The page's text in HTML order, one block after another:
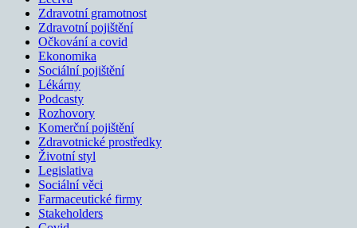
Zdravotní gramotnost
Zdravotní pojištění
Očkování a covid
Ekonomika
Sociální pojištění
Lékárny
Podcasty
Rozhovory
Komerční pojištění
Zdravotnické prostředky
Životní styl
Legislativa
Sociální věci
Farmaceutické firmy
Stakeholders